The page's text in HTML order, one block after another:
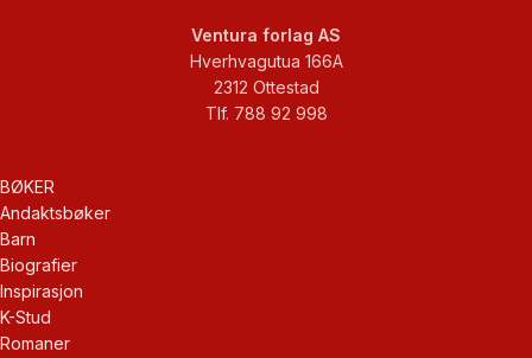
Ventura forlag AS
Hverhvagutua 166A
2312 Ottestad
Tlf. 788 92 998
BØKER
Andaktsbøker
Barn
Biografier
Inspirasjon
K-Stud
Romaner